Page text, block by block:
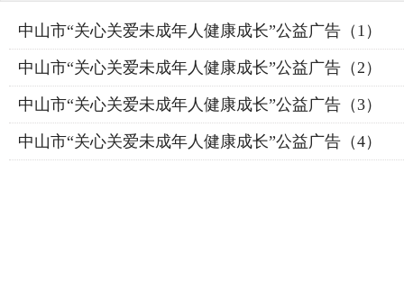
中山市“关心关爱未成年人健康成长”公益广告（1）
中山市“关心关爱未成年人健康成长”公益广告（2）
中山市“关心关爱未成年人健康成长”公益广告（3）
中山市“关心关爱未成年人健康成长”公益广告（4）